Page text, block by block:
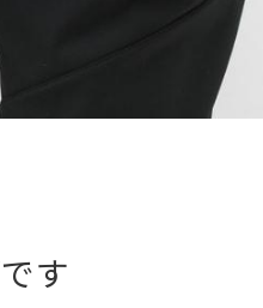
す